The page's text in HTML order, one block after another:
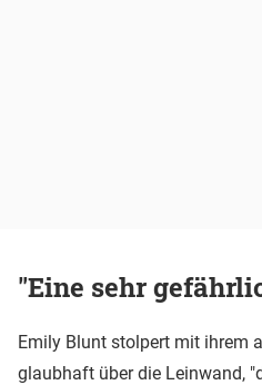
"Eine sehr
Emily Blunt stolpert mit ihrem
glaubhaft über die Leinwand,